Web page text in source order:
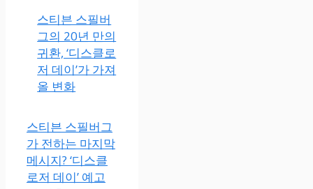
스티븐 스필버
그의 20년 만의
귀환, ‘디스클로
저 데이’가 가져
올 변화
스티븐 스필버그
가 전하는 마지막
메시지? ‘디스클
로저 데이’ 예고